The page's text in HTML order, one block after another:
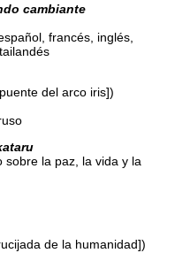
cambiante
francés, inglés,
del arco iris])
sobre la paz, la vida y la
de la humanidad])